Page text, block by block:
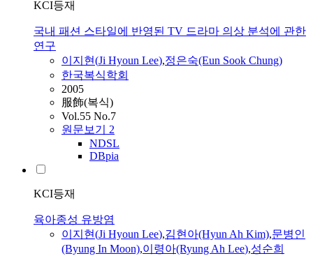
KCI등재
국내 패션 스타일에 반영된 TV 드라마 의상 분석에 관한
연구
이지현(Ji Hyoun Lee),정은숙(Eun Sook Chung)
한국복식학회
2005
服飾(복식)
Vol.55 No.7
원문보기 2
NDSL
DBpia
KCI등재
육아종성 유방염
이지현(Ji Hyoun Lee),김현아(Hyun Ah Kim),문병인
(Byung In Moon),이령아(Ryung Ah Lee),성순희